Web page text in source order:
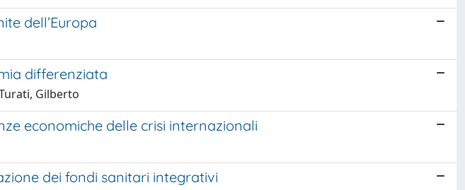
dell’Europa
differenziata
Gilberto
economiche delle crisi internazionali
dei fondi sanitari integrativi